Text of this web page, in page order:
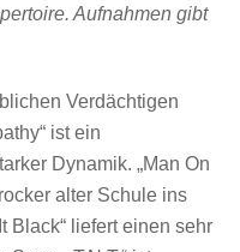
Aufnahmen gibt
Verdächtigen
ist ein
Dynamik. „Man On
alter Schule ins
Black“ liefert einen sehr